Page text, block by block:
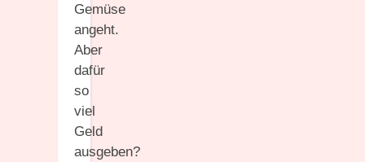
Gemüse
angeht.
Aber
dafür
so
viel
Geld
ausgeben?